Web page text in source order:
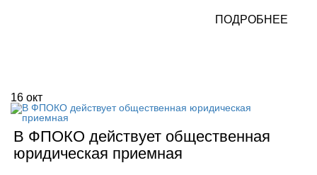
ПОДРОБНЕЕ
16 окт
В ФПОКО действует общественная
юридическая приемная